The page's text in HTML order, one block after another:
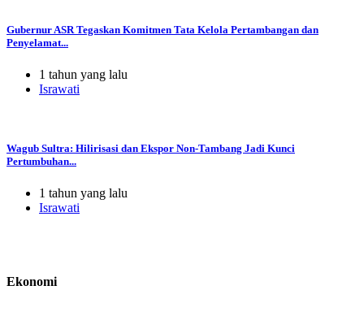
Gubernur ASR Tegaskan Komitmen Tata Kelola Pertambangan dan
Penyelamat...
1 tahun yang lalu
Israwati
Wagub Sultra: Hilirisasi dan Ekspor Non-Tambang Jadi Kunci
Pertumbuhan...
1 tahun yang lalu
Israwati
Ekonomi